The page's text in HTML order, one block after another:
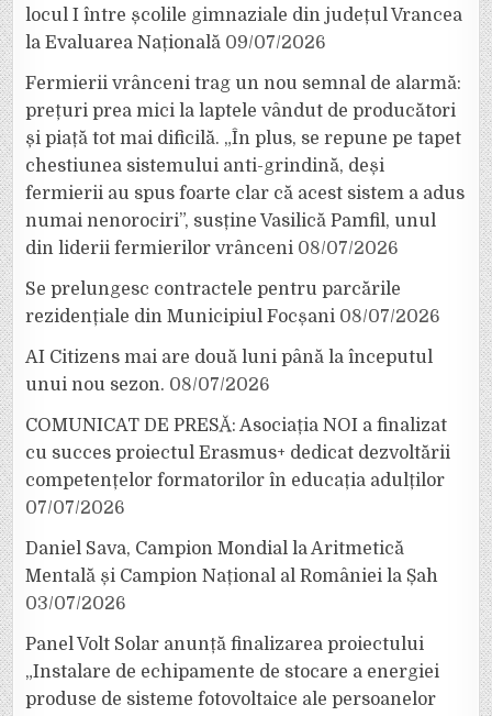
locul I între școlile gimnaziale din județul Vrancea
la Evaluarea Națională 09/07/2026
Fermierii vrânceni trag un nou semnal de alarmă:
prețuri prea mici la laptele vândut de producători
și piață tot mai dificilă. „În plus, se repune pe tapet
chestiunea sistemului anti-grindină, deși
fermierii au spus foarte clar că acest sistem a adus
numai nenorociri”, susține Vasilică Pamfil, unul
din liderii fermierilor vrânceni 08/07/2026
Se prelungesc contractele pentru parcările
rezidențiale din Municipiul Focșani 08/07/2026
AI Citizens mai are două luni până la începutul
unui nou sezon. 08/07/2026
COMUNICAT DE PRESĂ: Asociația NOI a finalizat
cu succes proiectul Erasmus+ dedicat dezvoltării
competențelor formatorilor în educația adulților
07/07/2026
Daniel Sava, Campion Mondial la Aritmetică
Mentală și Campion Național al României la Șah
03/07/2026
Panel Volt Solar anunță finalizarea proiectului
„Instalare de echipamente de stocare a energiei
produse de sisteme fotovoltaice ale persoanelor